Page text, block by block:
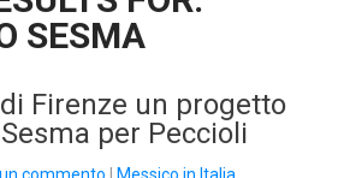
SESMA
Firenze un progetto
per Peccioli